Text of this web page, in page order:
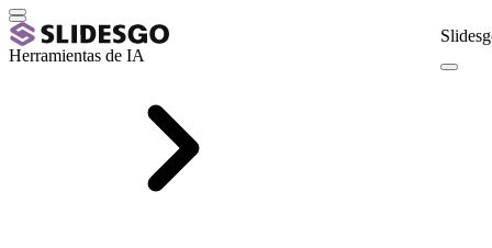
Herramientas de IA